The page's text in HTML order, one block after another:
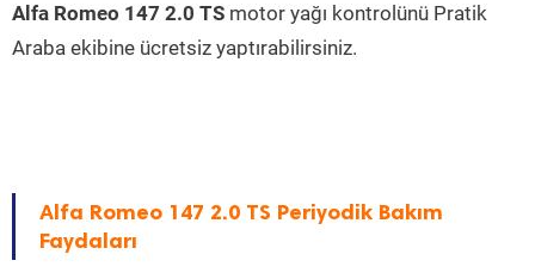
Alfa Romeo 147 2.0 TS motor yağı kontrolünü Pratik
Araba ekibine ücretsiz yaptırabilirsiniz.
Alfa Romeo 147 2.0 TS Periyodik Bakım
Faydaları